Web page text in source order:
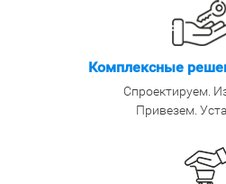
Комплексные
Спроектируем.
Привезем.